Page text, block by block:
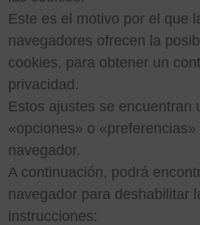
Este es el motivo por el que
navegadores ofrecen la
cookies, para obtener un
privacidad.
Estos ajustes se encuentran
«opciones» o
navegador.
A continuación, podrá
navegador para deshabilitar
instrucciones: